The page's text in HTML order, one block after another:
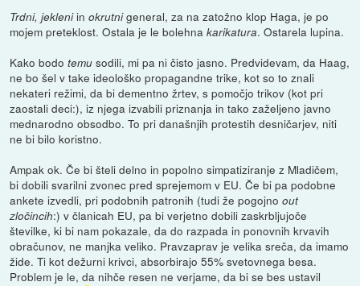
Trdni, jekleniinokrutnigeneral, za na zatožno klop Haga, je po
mojem preteklost. Ostala je le bolehnakarikatura. Ostarela lupina.
Kako bodotemu sodili, mi pa ni čisto jasno. Predvidevam, da Haag,
ne bo šel v take ideološko propagandne trike, kot so to znali
nekateri režimi, da bi dementno žrtev, s pomočjo trikov (kot pri
zaostali deci:), iz njega izvabili priznanja in tako zaželjeno javno
mednarodno obsodbo. To pri današnjih protestih desničarjev, niti
ne bi bilo koristno.
Ampak ok. Če bi šteli delno in popolno simpatiziranje z Mladičem,
bi dobili svarilni zvonec pred sprejemom v EU. Če bi pa podobne
ankete izvedli, pri podobnih patronih (tudi že pogojnoout
zločincih:) v članicah EU, pa bi verjetno dobili zaskrbljujoče
številke, ki bi nam pokazale, da do razpada in ponovnih krvavih
obračunov, ne manjka veliko. Pravzaprav je velika sreča, da imamo
žide. Ti kot dežurni krivci, absorbirajo 55% svetovnega besa.
Problem je le, da nihče resen ne verjame, da bi se bes ustavil